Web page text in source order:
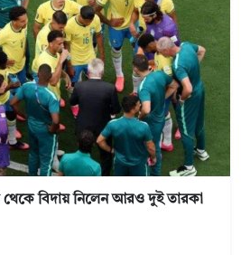
বিদায় নিলেন আরও দুই তারকা